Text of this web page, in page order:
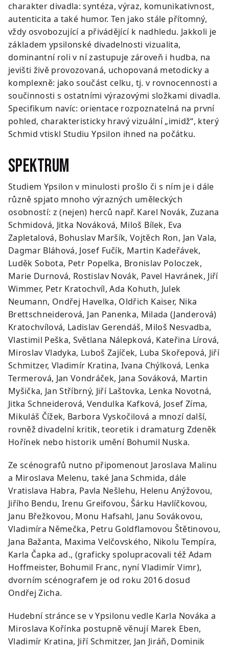
charakter divadla: syntéza, výraz, komunikativnost,
autenticita a také humor. Ten jako stále přítomný,
vždy osvobozující a přivádějící k nadhledu. Jakkoli je
základem ypsilonské divadelnosti vizualita,
dominantní roli v ní zastupuje zároveň i hudba, na
jevišti živě provozovaná, uchopovaná metodicky a
komplexně: jako součást celku, tj. v rovnocennosti a
součinnosti s ostatními výrazovými složkami divadla.
Specifikum navíc: orientace rozpoznatelná na první
pohled, charakteristicky hravý vizuální „imidž“, který
Schmid vtiskl Studiu Ypsilon ihned na počátku.
Spektrum
Studiem Ypsilon v minulosti prošlo či s ním je i dále
různě spjato mnoho výrazných uměleckých
osobností: z (nejen) herců např. Karel Novák, Zuzana
Schmidová, Jitka Nováková, Miloš Bílek, Eva
Zapletalová, Bohuslav Maršík, Vojtěch Ron, Jan Vala,
Dagmar Bláhová, Josef Fučík, Martin Kadeřávek,
Luděk Sobota, Petr Popelka, Bronislav Poloczek,
Marie Durnová, Rostislav Novák, Pavel Havránek, Jiří
Wimmer, Petr Kratochvíl, Ada Kohuth, Julek
Neumann, Ondřej Havelka, Oldřich Kaiser, Nika
Brettschneiderová, Jan Panenka, Milada (Janderová)
Kratochvílová, Ladislav Gerendáš, Miloš Nesvadba,
Vlastimil Peška, Světlana Nálepková, Kateřina Lírová,
Miroslav Vladyka, Luboš Zajíček, Luba Skořepová, Jiří
Schmitzer, Vladimír Kratina, Ivana Chýlková, Lenka
Termerová, Jan Vondráček, Jana Sováková, Martin
Myšička, Jan Stříbrný, Jiří Laštovka, Lenka Novotná,
Jitka Schneiderová, Vendulka Kafková, Josef Zíma,
Mikuláš Čížek, Barbora Vyskočilová a mnozí další,
rovněž divadelní kritik, teoretik i dramaturg Zdeněk
Hořínek nebo historik umění Bohumil Nuska.
Ze scénografů nutno připomenout Jaroslava Malinu
a Miroslava Melenu, také Jana Schmida, dále
Vratislava Habra, Pavla Nešlehu, Helenu Anýžovou,
Jiřího Bendu, Irenu Greifovou, Šárku Havlíčkovou,
Janu Břežkovou, Monu Hafsahl, Janu Sovákovou,
Vladimíra Němečka, Petru Goldflamovou Štětinovou,
Jana Bažanta, Maxima Velčovského, Nikolu Tempíra,
Karla Čapka ad., (graficky spolupracovali též Adam
Hoffmeister, Bohumil Franc, nyní Vladimír Vimr),
dvorním scénografem je od roku 2016 dosud
Ondřej Zicha.
Hudební stránce se v Ypsilonu vedle Karla Nováka a
Miroslava Kořínka postupně věnují Marek Eben,
Vladimír Kratina, Jiří Schmitzer, Jan Jiráň, Dominik